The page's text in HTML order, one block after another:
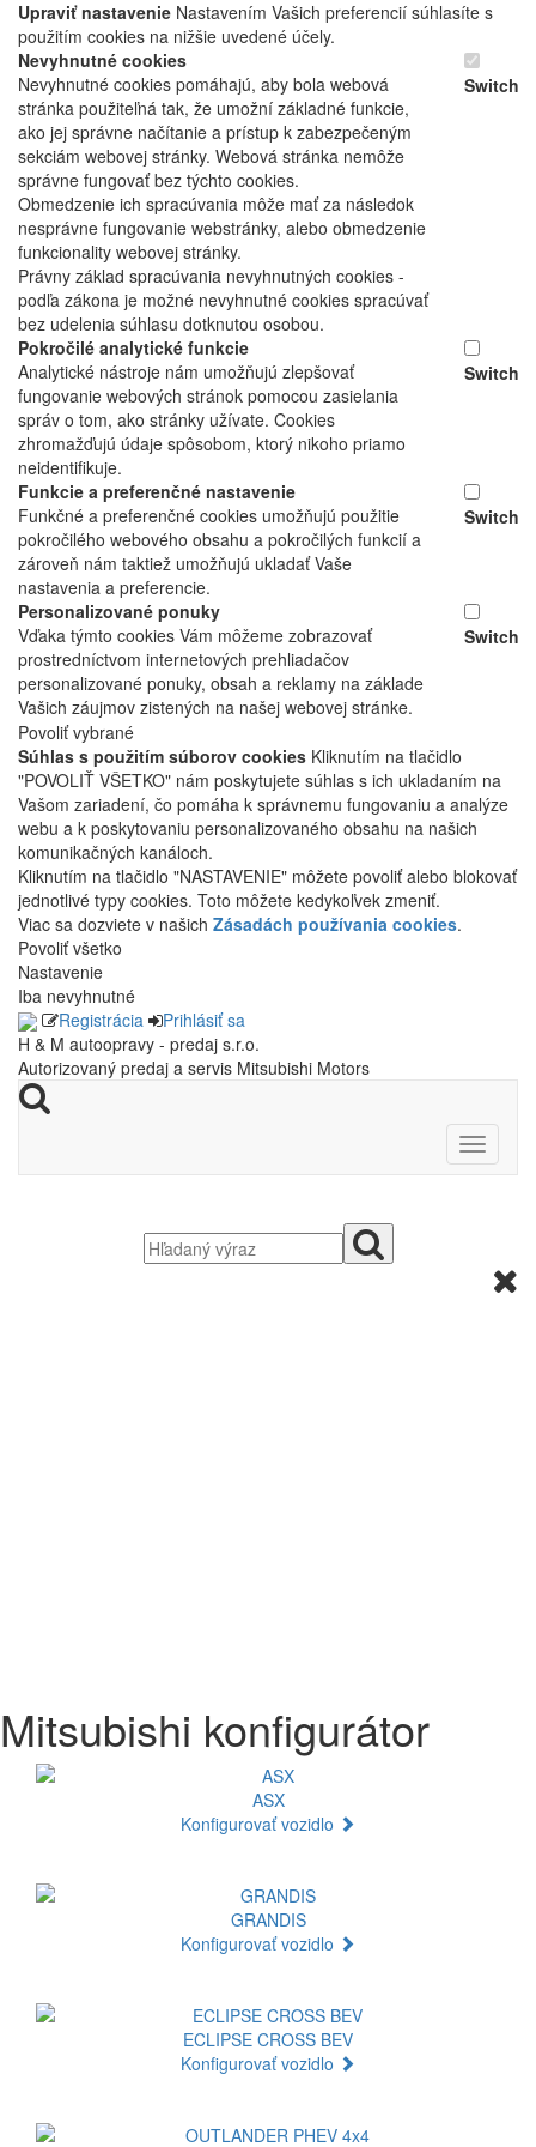
Upraviť nastavenie Nastavením Vašich preferencií súhlasíte s
použitím cookies na nižšie uvedené účely.
Nevyhnutné cookies
Nevyhnutné cookies pomáhajú, aby bola webová
stránka použiteľná tak, že umožní základné funkcie,
ako jej správne načítanie a prístup k zabezpečeným
sekciám webovej stránky. Webová stránka nemôže
správne fungovať bez týchto cookies.
Obmedzenie ich spracúvania môže mať za následok
nesprávne fungovanie webstránky, alebo obmedzenie
funkcionality webovej stránky.
Právny základ spracúvania nevyhnutných cookies -
podľa zákona je možné nevyhnutné cookies spracúvať
bez udelenia súhlasu dotknutou osobou.
Switch
Pokročilé analytické funkcie
Analytické nástroje nám umožňujú zlepšovať
fungovanie webových stránok pomocou zasielania
správ o tom, ako stránky užívate. Cookies
zhromažďujú údaje spôsobom, ktorý nikoho priamo
neidentifikuje.
Switch
Funkcie a preferenčné nastavenie
Funkčné a preferenčné cookies umožňujú použitie
pokročilého webového obsahu a pokročilých funkcií a
zároveň nám taktiež umožňujú ukladať Vaše
nastavenia a preferencie.
Switch
Personalizované ponuky
Vďaka týmto cookies Vám môžeme zobrazovať
prostredníctvom internetových prehliadačov
personalizované ponuky, obsah a reklamy na základe
Vašich záujmov zistených na našej webovej stránke.
Switch
Povoliť vybrané
Súhlas s použitím súborov cookies Kliknutím na tlačidlo
"POVOLIŤ VŠETKO" nám poskytujete súhlas s ich ukladaním na
Vašom zariadení, čo pomáha k správnemu fungovaniu a analýze
webu a k poskytovaniu personalizovaného obsahu na našich
komunikačných kanáloch.
Kliknutím na tlačidlo "NASTAVENIE" môžete povoliť alebo blokovať
jednotlivé typy cookies. Toto môžete kedykoľvek zmeniť.
Viac sa dozviete v našich Zásadách používania cookies.
Povoliť všetko
Nastavenie
Iba nevyhnutné
Registrácia
Prihlásiť sa
H & M autoopravy - predaj s.r.o.
Autorizovaný predaj a servis Mitsubishi Motors
Mitsubishi konfigurátor
ASX
Konfigurovať vozidlo
GRANDIS
Konfigurovať vozidlo
ECLIPSE CROSS BEV
Konfigurovať vozidlo